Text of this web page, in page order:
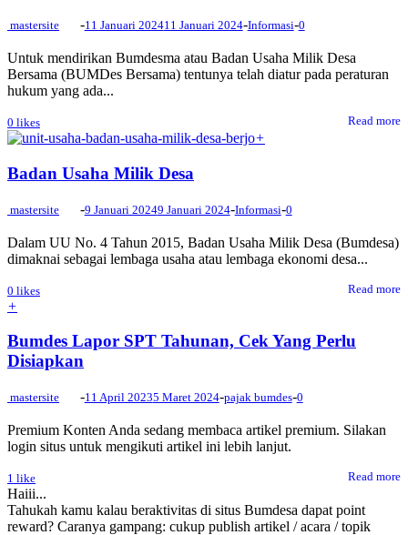
mastersite -11 Januari 202411 Januari 2024-Informasi-0
Untuk mendirikan Bumdesma atau Badan Usaha Milik Desa
Bersama (BUMDes Bersama) tentunya telah diatur pada peraturan
hukum yang ada...
0 likes Read more
+
Badan Usaha Milik Desa
mastersite -9 Januari 20249 Januari 2024-Informasi-0
Dalam UU No. 4 Tahun 2015, Badan Usaha Milik Desa (Bumdesa)
dimaknai sebagai lembaga usaha atau lembaga ekonomi desa...
0 likes Read more
+
Bumdes Lapor SPT Tahunan, Cek Yang Perlu
Disiapkan
mastersite -11 April 20235 Maret 2024-pajak bumdes-0
Premium Konten Anda sedang membaca artikel premium. Silakan
login situs untuk mengikuti artikel ini lebih lanjut.
1 like Read more
Haiii...
Tahukah kamu kalau beraktivitas di situs Bumdesa dapat point
reward? Caranya gampang: cukup publish artikel / acara / topik